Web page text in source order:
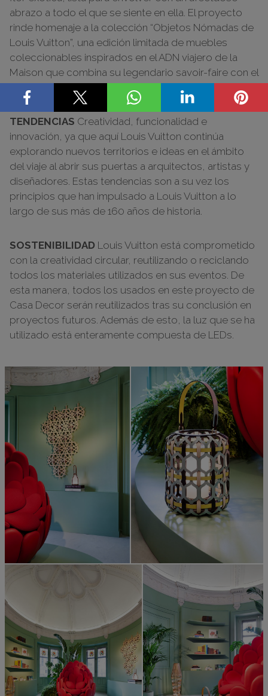
abrazo a todo el que se siente en ella. El proyecto
rinde homenaje a la colección “Objetos Nómadas de
Louis Vuitton”, una edición limitada de muebles
coleccionables inspirados en el ADN viajero de la
Maison que combina su legendario savoir-faire con el
talento de prestigiosos diseñadores internacionales.
TENDENCIAS Creatividad, funcionalidad e
innovación, ya que aquí Louis Vuitton continúa
explorando nuevos territorios e ideas en el ámbito
del viaje al abrir sus puertas a arquitectos, artistas y
diseñadores. Estas tendencias son a su vez los
principios que han impulsado a Louis Vuitton a lo
largo de sus más de 160 años de historia.
SOSTENIBILIDAD Louis Vuitton está comprometido
con la creatividad circular, reutilizando o reciclando
todos los materiales utilizados en sus eventos. De
esta manera, todos los usados en este proyecto de
Casa Decor serán reutilizados tras su conclusión en
proyectos futuros. Además de esto, la luz que se ha
utilizado está enteramente compuesta de LEDs.